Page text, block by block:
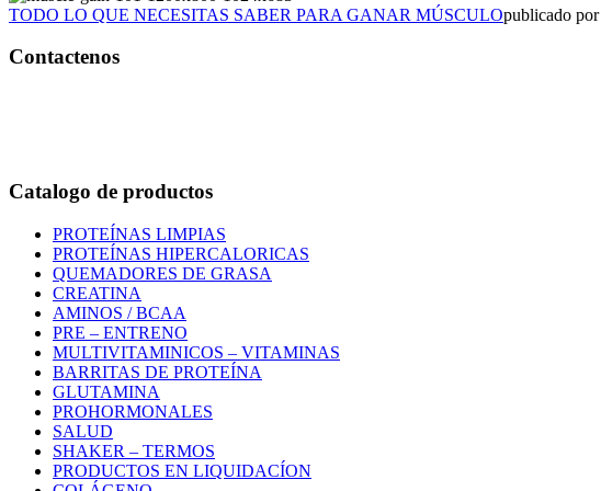
TODO LO QUE NECESITAS SABER PARA GANAR MÚSCULOpublicado por
Contactenos
Catalogo de productos
PROTEÍNAS LIMPIAS
PROTEÍNAS HIPERCALORICAS
QUEMADORES DE GRASA
CREATINA
AMINOS / BCAA
PRE – ENTRENO
MULTIVITAMINICOS – VITAMINAS
BARRITAS DE PROTEÍNA
GLUTAMINA
PROHORMONALES
SALUD
SHAKER – TERMOS
PRODUCTOS EN LIQUIDACÍON